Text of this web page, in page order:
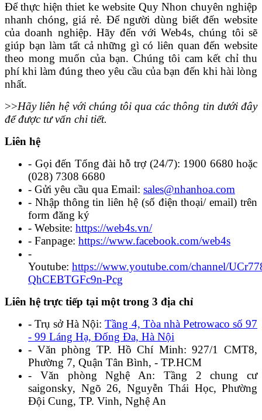
Để thực hiện thiet ke website Quy Nhon chuyên nghiệp
nhanh chóng, giá rẻ. Để người dùng biết đến website
của doanh nghiệp. Hãy đến với Web4s, chúng tôi sẽ
giúp bạn làm tất cả những gì có liên quan đến website
theo mong muốn của bạn. Chúng tôi cam kết chỉ thu
phí khi làm đúng theo yêu cầu của bạn đến khi hài lòng
nhất.
>>Hãy liên hệ với chúng tôi qua các thông tin dưới đây
để được tư vấn chi tiết.
Liên hệ
- Gọi đến Tổng đài hỗ trợ (24/7): 1900 6680 hoặc
(028) 7308 6680
- Gửi yêu cầu qua Email: sales@nhanhoa.com
- Nhập thông tin liên hệ (số điện thoại/ email) trên
form đăng ký
- Website: https://web4s.vn/
- Fanpage: https://www.facebook.com/web4s
-
Youtube: https://www.youtube.com/channel/
QhCEBTGFc9n-Pcg
Liên hệ trực tiếp tại một trong 3 địa chỉ
- Trụ sở Hà Nội:Tầng 4, Tòa nhà Petrowaco số 97
- 99 Láng Hạ, Đống Đa, Hà Nội
- Văn phòng TP. Hồ Chí Minh:927/1 CMT8,
Phường 7, Quận Tân Bình, - TP.HCM
- Văn phòng Nghệ An: Tầng 2 chung cư
saigonsky, Ngõ 26, Nguyễn Thái Học, Phường
Đội Cung, TP. Vinh, Nghệ An